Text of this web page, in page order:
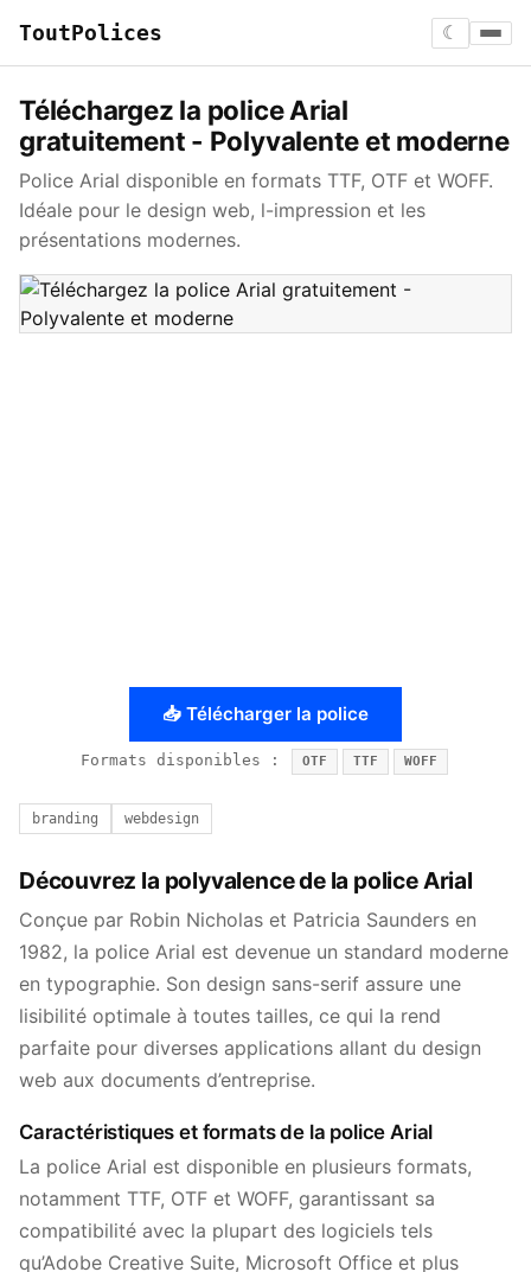
ToutPolices ☾
Téléchargez la police Arial
gratuitement - Polyvalente et moderne
Police Arial disponible en formats TTF, OTF et WOFF.
Idéale pour le design web, l-impression et les
présentations modernes.
📥 Télécharger la police
Formats disponibles : OTF TTF WOFF
branding webdesign
Découvrez la polyvalence de la police Arial
Conçue par Robin Nicholas et Patricia Saunders en
1982, la police Arial est devenue un standard moderne
en typographie. Son design sans-serif assure une
lisibilité optimale à toutes tailles, ce qui la rend
parfaite pour diverses applications allant du design
web aux documents d’entreprise.
Caractéristiques et formats de la police Arial
La police Arial est disponible en plusieurs formats,
notamment TTF, OTF et WOFF, garantissant sa
compatibilité avec la plupart des logiciels tels
qu’Adobe Creative Suite, Microsoft Office et plus